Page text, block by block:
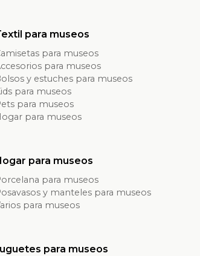
para museos
para museos
para museos
y estuches para museos
para museos
para museos
para museos
para museos
para museos
y manteles para museos
para museos
para museos